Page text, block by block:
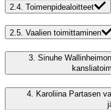
2.4. Toimenpidealoitteet
2.5. Vaalien toimittaminen
3. Sinuhe
4. Karoliina Partasen